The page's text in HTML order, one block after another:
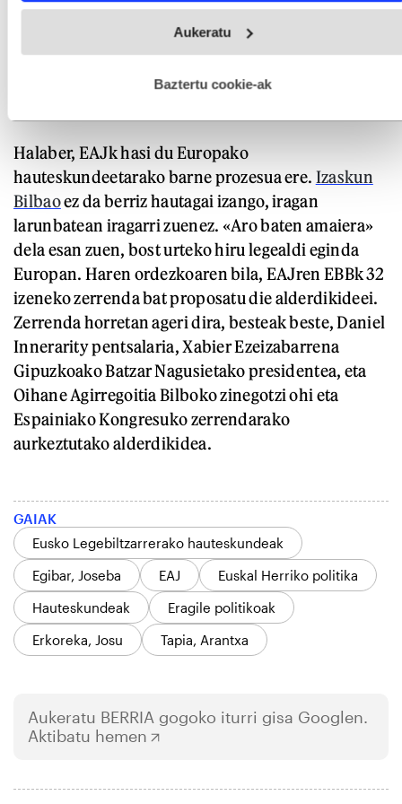
fitxategiak erabiltzen ditu. Zure esperientzia eta zerbitzuak
esplizitua ematen diguzu.Gehiago irakurri
Aukeratu
Baztertu cookie-ak
Halaber, EAJk hasi du Europako
hauteskundeetarako barne prozesua ere. Izaskun
Bilbaoez da berriz hautagai izango, iragan
larunbatean iragarri zuenez. «Aro baten amaiera»
dela esan zuen, bost urteko hiru legealdi eginda
Europan. Haren ordezkoaren bila, EAJren EBBk 32
izeneko zerrenda bat proposatu die alderdikideei.
Zerrenda horretan ageri dira, besteak beste, Daniel
Innerarity pentsalaria, Xabier Ezeizabarrena
Gipuzkoako Batzar Nagusietako presidentea, eta
Oihane Agirregoitia Bilboko zinegotzi ohi eta
Espainiako Kongresuko zerrendarako
aurkeztutako alderdikidea.
GAIAK
Eusko Legebiltzarrerako hauteskundeak
Egibar, Joseba
EAJ
Euskal Herriko politika
Hauteskundeak
Eragile politikoak
Erkoreka, Josu
Tapia, Arantxa
Aukeratu BERRIA gogoko iturri gisa Googlen.
Aktibatu hemen